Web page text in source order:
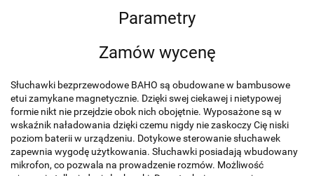
Parametry
Zamów wycenę
Słuchawki bezprzewodowe BAHO są obudowane w bambusowe
etui zamykane magnetycznie. Dzięki swej ciekawej i nietypowej
formie nikt nie przejdzie obok nich obojętnie. Wyposażone są w
wskaźnik naładowania dzięki czemu nigdy nie zaskoczy Cię niski
poziom baterii w urządzeniu. Dotykowe sterowanie słuchawek
zapewnia wygodę użytkowania. Słuchawki posiadają wbudowany
mikrofon, co pozwala na prowadzenie rozmów. Możliwość